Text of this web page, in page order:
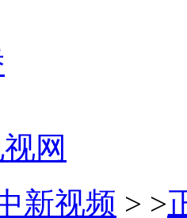
网
新视频 > >